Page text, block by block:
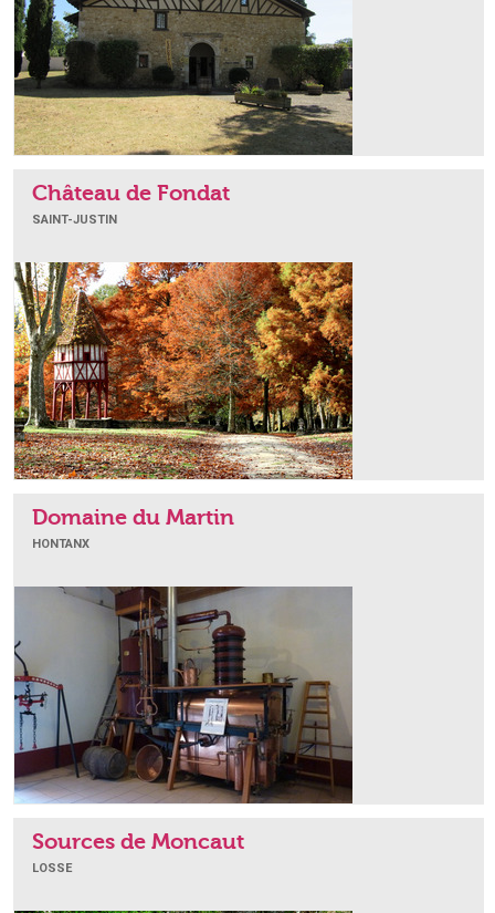
Château de Fondat
SAINT-JUSTIN
Domaine du Martin
HONTANX
Sources de Moncaut
LOSSE